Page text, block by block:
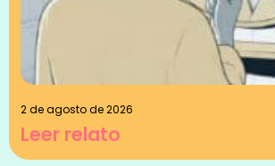
2 de agosto de 2026
Leer relato